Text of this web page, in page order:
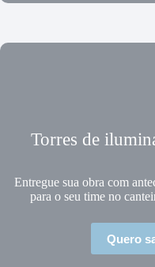
Torres de
Entregue sua obra com
para o seu time no
Quero